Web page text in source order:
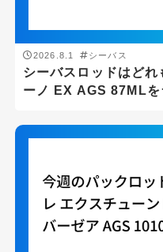
2026.8.1 シーバス
シーバスロッドはど
ーノ EX AGS 87ML
ボート
堤防
沖磯
船